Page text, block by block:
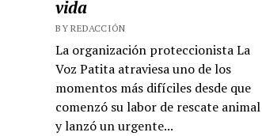
vida
BY REDACCIÓN
La organización proteccionista La
Voz Patita atraviesa uno de los
momentos más difíciles desde que
comenzó su labor de rescate animal
y lanzó un urgente...